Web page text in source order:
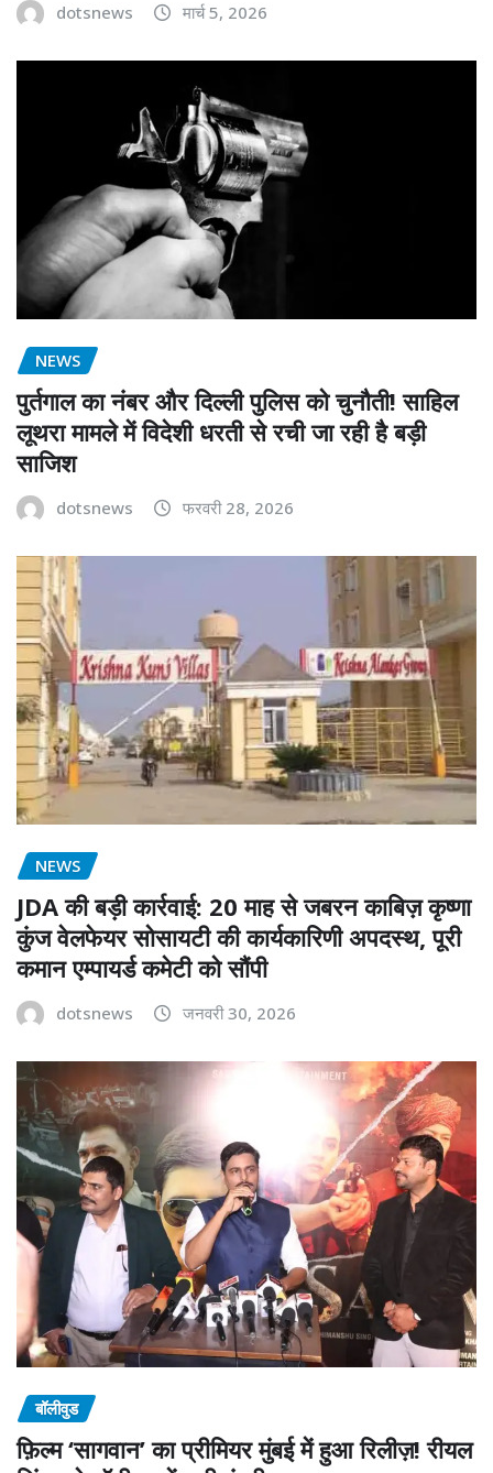
dotsnews मार्च 5, 2026
NEWS
पुर्तगाल का नंबर और दिल्ली पुलिस को चुनौती! साहिल
लूथरा मामले में विदेशी धरती से रची जा रही है बड़ी
साजिश
dotsnews फरवरी 28, 2026
NEWS
JDA की बड़ी कार्रवाई: 20 माह से जबरन काबिज़ कृष्णा
कुंज वेलफेयर सोसायटी की कार्यकारिणी अपदस्थ, पूरी
कमान एम्पायर्ड कमेटी को सौंपी
dotsnews जनवरी 30, 2026
बॉलीवुड
फ़िल्म ‘सागवान’ का प्रीमियर मुंबई में हुआ रिलीज़! रीयल